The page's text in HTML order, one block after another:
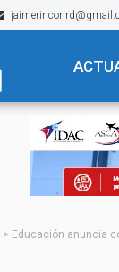
> Educación anuncia